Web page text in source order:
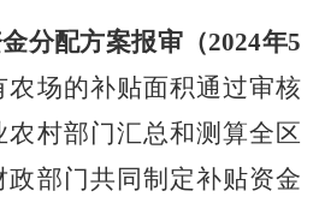
分配方案报审（2024年5
农场的补贴面积通过审核
农村部门汇总和测算全区
政部门共同制定补贴资金